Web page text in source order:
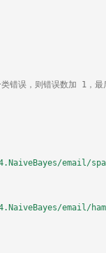
错误，则错误数加 1，最
email/
email/